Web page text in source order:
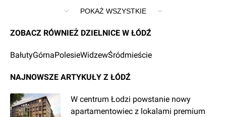
Aleksandrów Łódzki, Andrespol, Brójce,
Ksawerów, Nowosolna, Pabianice, Rzgów,
Stryków, Zgierz. Aglomeracja łódzka liczy
około 1,1 mln mieszkańców. Miasto jest
jednolitą gminą na prawach powiatu i pełni
funkcję centrum administracyjnego,
gospodarczego, usługowego i turystycznego.
Łódź od kilkunastu lat prowadzi wielką
POKAŻ WSZYSTKIE
ZOBACZ RÓWNIEŻ DZIELNICE W ŁÓDŹ
BałutyGórnaPolesieWidzewŚródmieście
NAJNOWSZE ARTYKUŁY Z ŁÓDŹ
W centrum Łodzi powstanie nowy
apartamentowiec z lokalami premium